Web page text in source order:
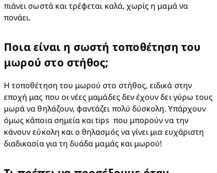
πιάνει σωστά και τρέφεται καλά, χωρίς η μαμά να
πονάει.
Ποια είναι η σωστή τοποθέτηση του
μωρού στο στήθος;
Η τοποθέτηση του μωρού στο στήθος, ειδικά στην
εποχή μας που οι νέες μαμάδες δεν έχουν δει γύρω τους
μωρά να θηλάζουν, φαντάζει πολύ δύσκολη. Υπάρχουν
όμως κάποια σημεία και tips  που μπορούν να την
κάνουν εύκολη και ο θηλασμός να γίνει μια ευχάριστη
διαδικασία για τη δυάδα μαμάς και μωρού!